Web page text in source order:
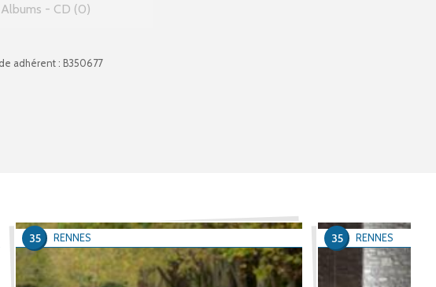
Albums - CD 0
adhérent : B350677
RENNES
35 RENNES
35